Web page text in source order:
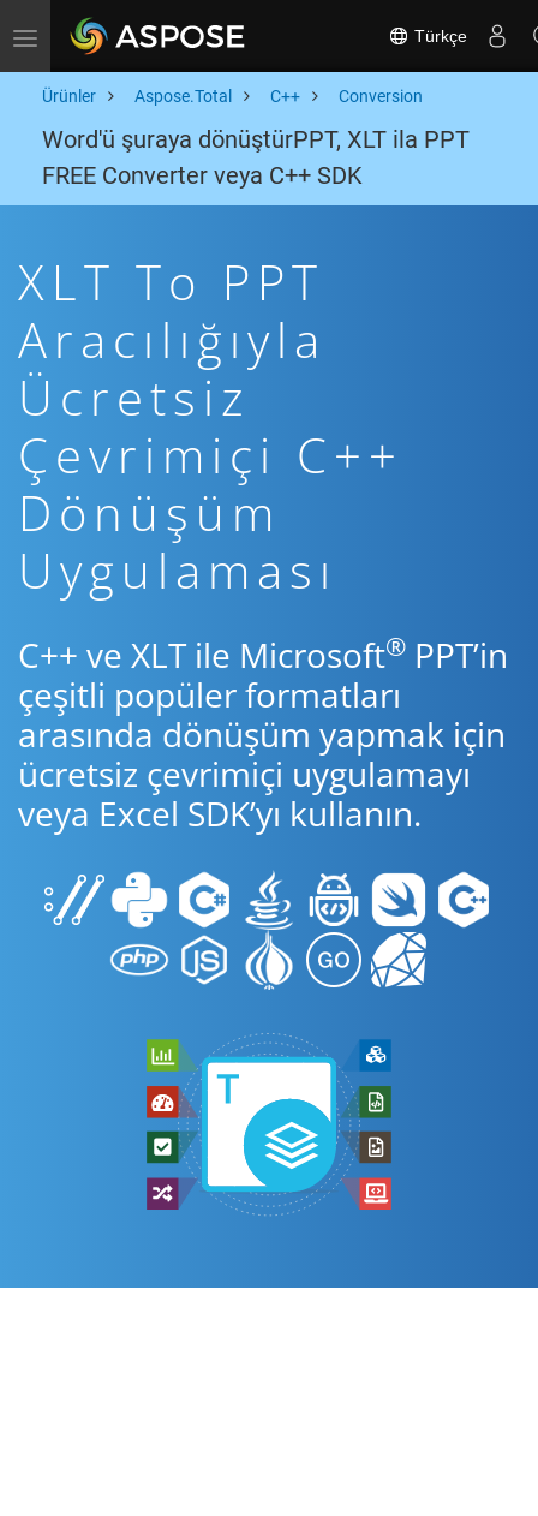
Toggle navigation Türkçe
Ürünler Aspose.Total C++ Conversion
Word'ü şuraya dönüştürPPT, XLT ila PPT
FREE Converter veya C++ SDK
XLT To PPT
Aracılığıyla
Ücretsiz
Çevrimiçi C++
Dönüşüm
Uygulaması
C++ ve XLT ile Microsoft® PPT’in
çeşitli popüler formatları
arasında dönüşüm yapmak için
ücretsiz çevrimiçi uygulamayı
veya Excel SDK’yı kullanın.